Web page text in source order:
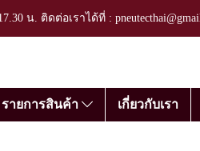
น. ติดต่อเราได้ที่ :
รายการสินค้า เกี่ยวกับเรา